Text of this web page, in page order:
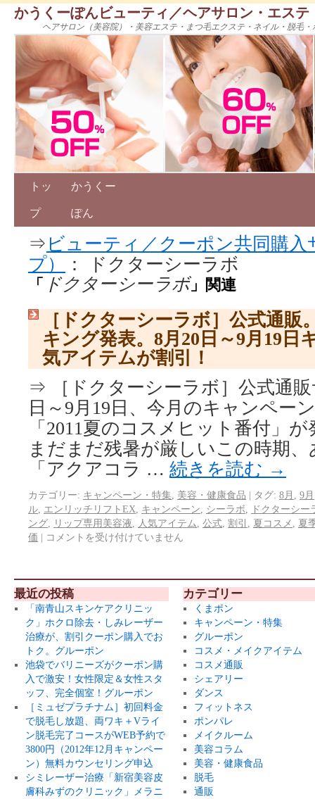
かうくーぽんビューティ／ヘアサロン・エス
ヘアサロン（美容院）・美容エステ・まつ毛エクステ・ネイル・脱毛
トッ
プ
かうくー
ぽん
⇒ ビューティ／クーポン共同購
プ）
： ドクターシーラボ
「 ドクターシーラボ」関連
［ドクターシーラボ］公式通販
キング発表。8月20日～9月19日
気アイテムが割引！
⇒ ［ドクターシーラボ］公式通販
日～9月19日、今月のキャンペー
「2011夏のコスメヒット番付」
まだまだ残暑が厳しいこの時期
「アクアコラ … 続きを読む →
カテゴリー: キャンペーン・特集 美容・健康食品 | タグ: 8月 9月
ル エンリッチリフトEX キャンペーン シーラボ
ドクターシー
ング
リップ専用美容液 人気アイテム 公式 割引 夏コスメ
夏
価 | コメントを受け付けていません
最近の投稿
「南青山スキンケアクリニッ
ク」ホクロ除去・しみレーザー
治療が、割引クーポン購入でお
トク。グルーポン
池袋でバリニーズがクーポン購
入で激安！女性限定＆女性スタ
ッフ、完全個室！グルーポン
［ミュゼプラチナム］初回料金
で脱毛し放題、両ワキ＋Vライ
ン脱毛完了コースがWEB予約で
3800円（2012年12月キャンペー
ン）無料カウンセリング申込
シミレーザー治療「新宿美容皮
膚科みずのクリニック」メラニ
カテゴリー
くまポン
キャンペーン・特集
グルーポン
コスメ・メイクアイテム
コスメ通販
シェアリー
ダンス
フィットネス
ポンパレ
メイクルーム
美容コラム
美容・健康食品
脱毛
通販